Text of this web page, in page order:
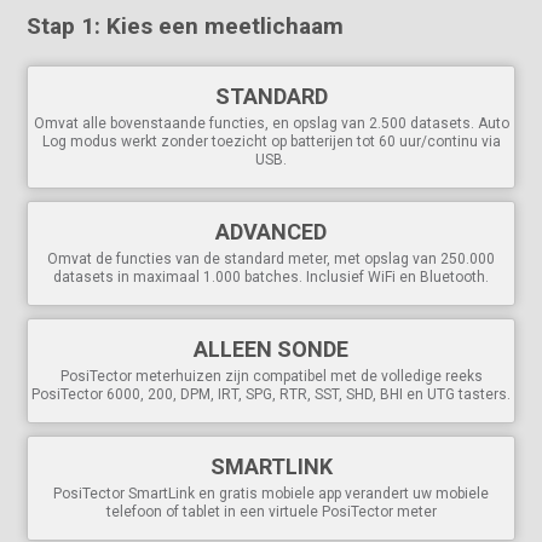
Inclusief kalibratiecertificaat met herleidbaarheid naar NIST.
Krachtig
Screen Capture - sla100 schermbeelden op om te
is uitgeschakeld.
USB-poortvoor snelle, eenvoudige aansluiting op een PC
en voor continue voeding. USB-kabel inbegrepen.
PosiSoft USB Drive opgeslagen metingen en grafieken
bestandsverkenners. Geen software nodig.
InclusiefPosiSoft softwarepakket voor het bekijken en
rapporteren van gegevens
Elke opgeslagen meting heeft een datum- en tijdstempel
Veelzijdig
Stap 1: Kies een meetlichaam
STANDARD
Omvat alle bovenstaande functies, en opslag van 2.500 datasets. Auto
Log modus werkt zonder toezicht op batterijen tot 60 uur/continu via
USB.
ADVANCED
Omvat de functies van de standard meter, met opslag van 250.000
datasets in maximaal 1.000 batches. Inclusief WiFi en Bluetooth.
ALLEEN SONDE
PosiTector meterhuizen zijn compatibel met de volledige reeks
PosiTector 6000, 200, DPM, IRT, SPG, RTR, SST, SHD, BHI en UTG tasters.
SMARTLINK
PosiTector SmartLink en gratis mobiele app verandert uw mobiele
telefoon of tablet in een virtuele PosiTector meter